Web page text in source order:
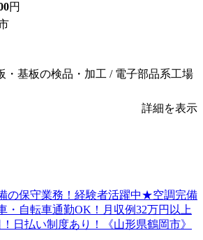
円
・基板の検品・加工 / 電子部品系工場
詳細を表示